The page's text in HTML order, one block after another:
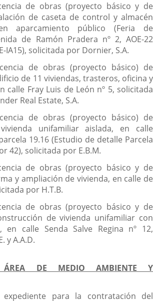
de obras (proyecto básico y de
de caseta de control y almacén
aparcamiento público (Feria de
de Ramón Pradera nº 2, AOE-22
IA15), solicitada por Dornier, S.A.
de obras (proyecto básico) de
de 11 viviendas, trasteros, oficina y
calle Fray Luis de León nº 5, solicitada
Real Estate, S.A.
de obras (proyecto básico) de
unifamiliar aislada, en calle
19.16 (Estudio de detalle Parcela
42), solicitada por E.B.M.
de obras (proyecto básico y de
y ampliación de vivienda, en calle de
por H.T.B.
de obras (proyecto básico y de
de vivienda unifamiliar con
en calle Senda Salve Regina nº 12,
y A.A.D.
ÁREA DE MEDIO AMBIENTE Y
para la contratación del